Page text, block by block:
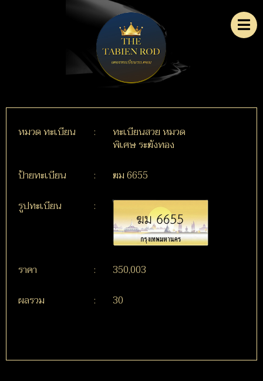
หมวด ทะเบียน : ทะเบียนสวย หมวด
พิเศษ ระฆังทอง
ป้ายทะเบียน
:
ฆม 6655
รูปทะเบียน
:
ราคา :
350,003
ผลรวม
: 30